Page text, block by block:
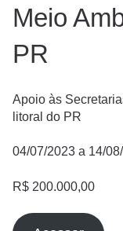
Meio
PR
Apoio às
litoral do PR
04/07/2023 a 14/
R$ 200.000,00